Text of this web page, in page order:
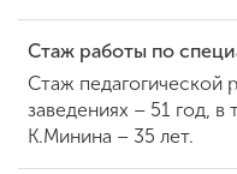
Стаж работы по
Стаж педагогической
заведениях – 51 год,
К.Минина – 35 лет.